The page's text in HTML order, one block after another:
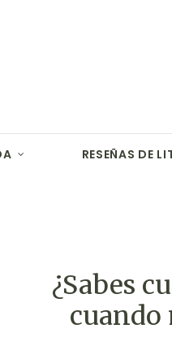
RESEÑAS DE
¿Sabes
cuando